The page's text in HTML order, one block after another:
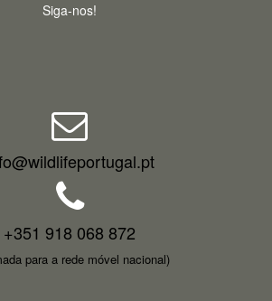
Siga-nos!
+351 918 068 872
para a rede móvel nacional)